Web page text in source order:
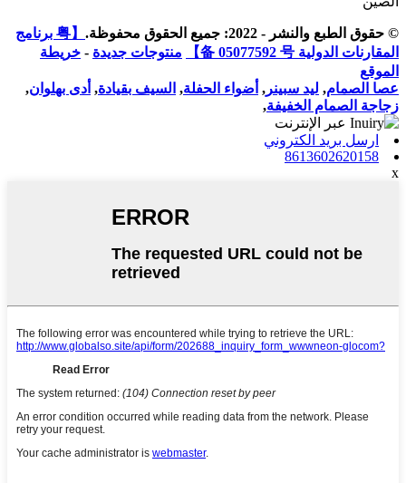
© حقوق الطبع والنشر - 2022: جميع الحقوق محفوظة.
【粤 برنامج
المقارنات الدولية 备 05077592 号】
منتوجات جديدة - خريطة
الموقع
عصا الصمام, ليد سبينر , أضواء الحفلة, السيف بقيادة, أدى بهلوان,
زجاجة الصمام الخفيفة,
ارسل بريد الكتروني
8613602620158
x